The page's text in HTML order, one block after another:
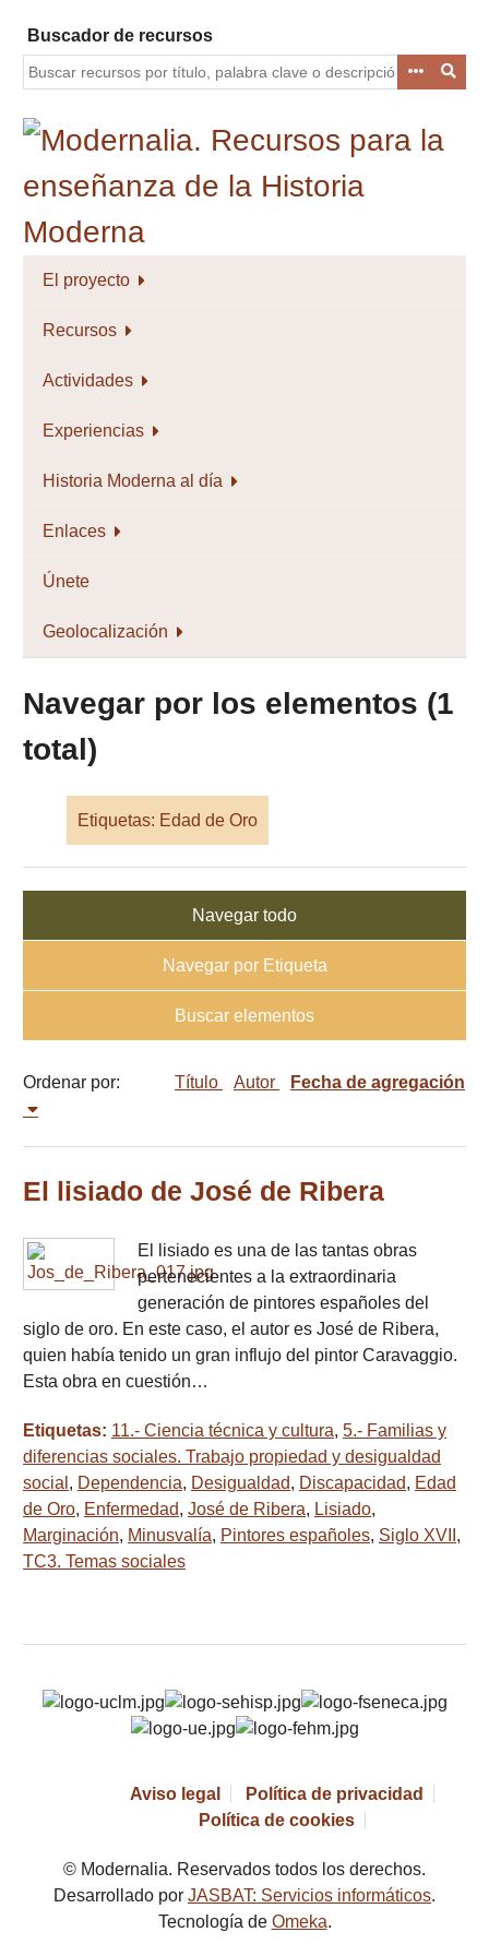
contenido
principal
Buscador de recursos
El proyecto
Recursos
Actividades
Experiencias
Historia Moderna al día
Enlaces
Únete
Geolocalización
Navegar por los elementos (1
total)
Etiquetas: Edad de Oro
Navegar todo
Navegar por Etiqueta
Buscar elementos
Ordenar por: Título Autor Fecha de agregación
El lisiado de José de Ribera
El lisiado es una de las tantas obras
pertenecientes a la extraordinaria
generación de pintores españoles del
siglo de oro. En este caso, el autor es José de Ribera,
quien había tenido un gran influjo del pintor Caravaggio.
Esta obra en cuestión…
Etiquetas: 11.- Ciencia técnica y cultura, 5.- Familias y
diferencias sociales. Trabajo propiedad y desigualdad
social , Dependencia, Desigualdad, Discapacidad, Edad
de Oro, Enfermedad, José de Ribera, Lisiado,
Marginación, Minusvalía, Pintores españoles, Siglo XVII ,
TC3. Temas sociales
Aviso legal
Política de privacidad
Política de cookies
© Modernalia. Reservados todos los derechos.
Desarrollado por JASBAT: Servicios informáticos.
Tecnología de Omeka.